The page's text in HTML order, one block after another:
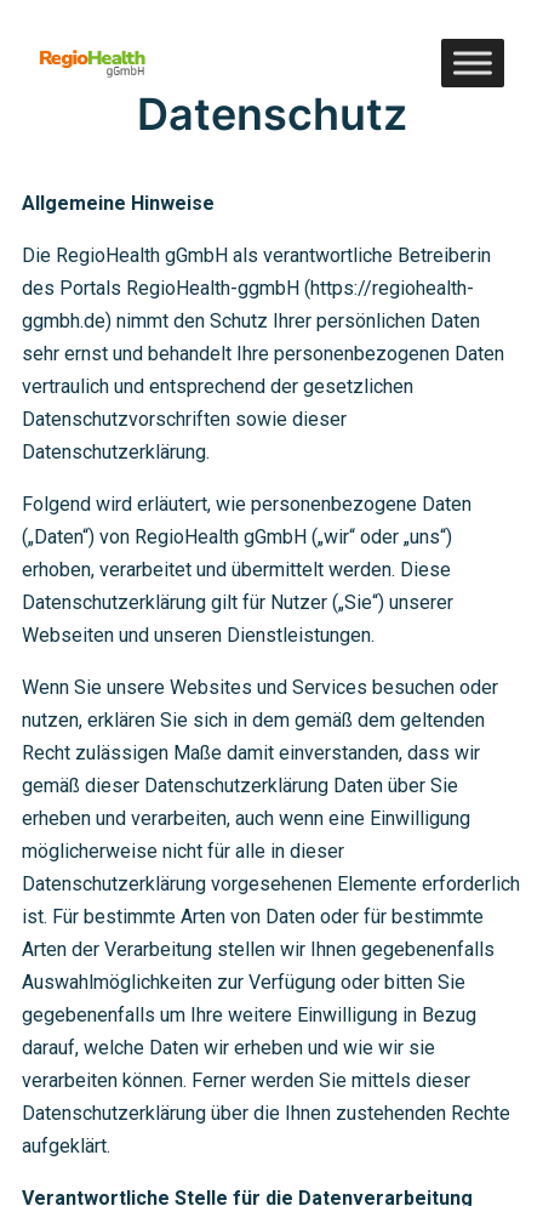
Datenschutz
Allgemeine Hinweise
Die RegioHealth gGmbH als verantwortliche Betreiberin
des Portals RegioHealth-ggmbH (https://regiohealth-
ggmbh.de) nimmt den Schutz Ihrer persönlichen Daten
sehr ernst und behandelt Ihre personenbezogenen Daten
vertraulich und entsprechend der gesetzlichen
Datenschutzvorschriften sowie dieser
Datenschutzerklärung.
Folgend wird erläutert, wie personenbezogene Daten
(„Daten“) von RegioHealth gGmbH („wir“ oder „uns“)
erhoben, verarbeitet und übermittelt werden. Diese
Datenschutzerklärung gilt für Nutzer („Sie“) unserer
Webseiten und unseren Dienstleistungen.
Wenn Sie unsere Websites und Services besuchen oder
nutzen, erklären Sie sich in dem gemäß dem geltenden
Recht zulässigen Maße damit einverstanden, dass wir
gemäß dieser Datenschutzerklärung Daten über Sie
erheben und verarbeiten, auch wenn eine Einwilligung
möglicherweise nicht für alle in dieser
Datenschutzerklärung vorgesehenen Elemente erforderlich
ist. Für bestimmte Arten von Daten oder für bestimmte
Arten der Verarbeitung stellen wir Ihnen gegebenenfalls
Auswahlmöglichkeiten zur Verfügung oder bitten Sie
gegebenenfalls um Ihre weitere Einwilligung in Bezug
darauf, welche Daten wir erheben und wie wir sie
verarbeiten können. Ferner werden Sie mittels dieser
Datenschutzerklärung über die Ihnen zustehenden Rechte
aufgeklärt.
Verantwortliche Stelle für die Datenverarbeitung